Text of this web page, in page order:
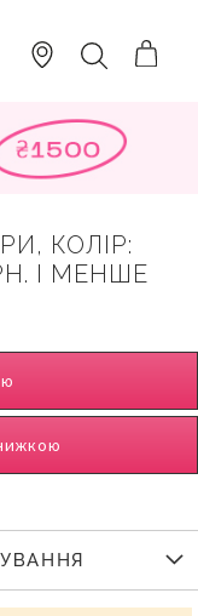
ПОШУК
КОЛІР:
І МЕНШЕ